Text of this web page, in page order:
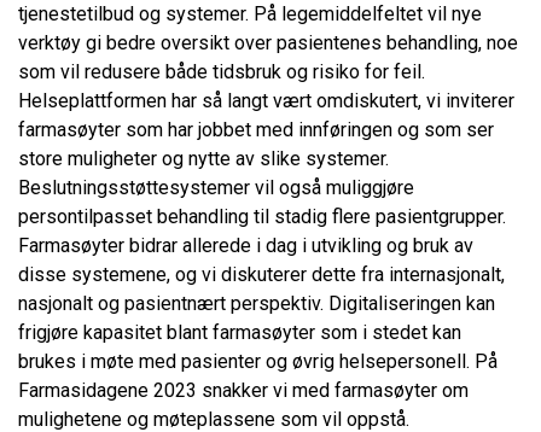
tjenestetilbud og systemer. På legemiddelfeltet vil nye
verktøy gi bedre oversikt over pasientenes behandling, noe
som vil redusere både tidsbruk og risiko for feil.
Helseplattformen har så langt vært omdiskutert, vi inviterer
farmasøyter som har jobbet med innføringen og som ser
store muligheter og nytte av slike systemer.
Beslutningsstøttesystemer vil også muliggjøre
persontilpasset behandling til stadig flere pasientgrupper.
Farmasøyter bidrar allerede i dag i utvikling og bruk av
disse systemene, og vi diskuterer dette fra internasjonalt,
nasjonalt og pasientnært perspektiv. Digitaliseringen kan
frigjøre kapasitet blant farmasøyter som i stedet kan
brukes i møte med pasienter og øvrig helsepersonell. På
Farmasidagene 2023 snakker vi med farmasøyter om
mulighetene og møteplassene som vil oppstå.